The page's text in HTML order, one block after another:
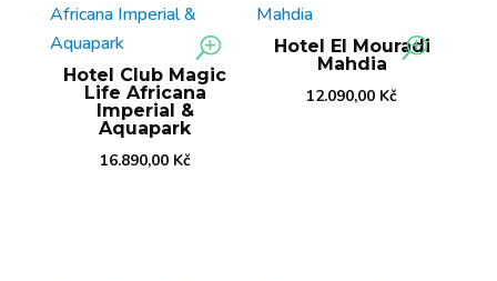
Hotel Club Magic
Life Africana
Imperial &
Aquapark
16.890,00 Kč
Hotel El Mouradi
Mahdia
12.090,00 Kč